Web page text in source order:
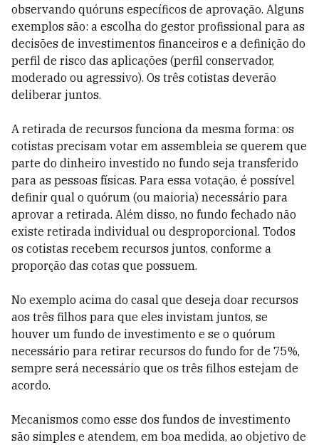
observando quóruns específicos de aprovação. Alguns
exemplos são: a escolha do gestor profissional para as
decisões de investimentos financeiros e a definição do
perfil de risco das aplicações (perfil conservador,
moderado ou agressivo). Os três cotistas deverão
deliberar juntos.
A retirada de recursos funciona da mesma forma: os
cotistas precisam votar em assembleia se querem que
parte do dinheiro investido no fundo seja transferido
para as pessoas físicas. Para essa votação, é possível
definir qual o quórum (ou maioria) necessário para
aprovar a retirada. Além disso, no fundo fechado não
existe retirada individual ou desproporcional. Todos
os cotistas recebem recursos juntos, conforme a
proporção das cotas que possuem.
No exemplo acima do casal que deseja doar recursos
aos três filhos para que eles invistam juntos, se
houver um fundo de investimento e se o quórum
necessário para retirar recursos do fundo for de 75%,
sempre será necessário que os três filhos estejam de
acordo.
Mecanismos como esse dos fundos de investimento
são simples e atendem, em boa medida, ao objetivo de